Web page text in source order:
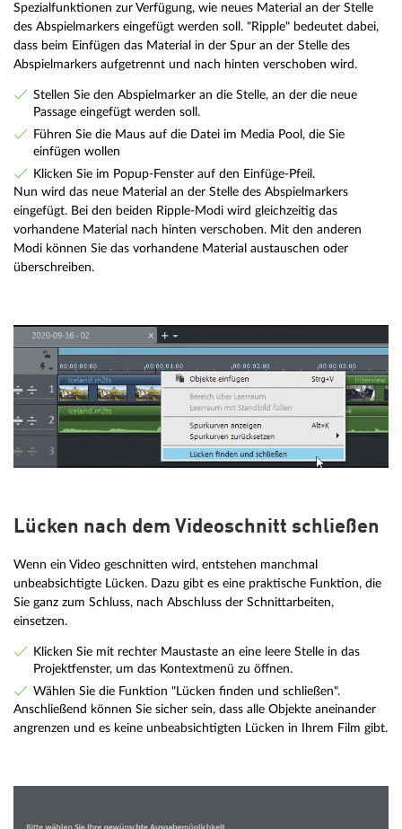
Spezialfunktionen zur Verfügung, wie neues Material an der Stelle
des Abspielmarkers eingefügt werden soll. "Ripple" bedeutet dabei,
dass beim Einfügen das Material in der Spur an der Stelle des
Abspielmarkers aufgetrennt und nach hinten verschoben wird.
Stellen Sie den Abspielmarker an die Stelle, an der die neue
Passage eingefügt werden soll.
Führen Sie die Maus auf die Datei im Media Pool, die Sie
einfügen wollen
Klicken Sie im Popup-Fenster auf den Einfüge-Pfeil.
Nun wird das neue Material an der Stelle des Abspielmarkers
eingefügt. Bei den beiden Ripple-Modi wird gleichzeitig das
vorhandene Material nach hinten verschoben. Mit den anderen
Modi können Sie das vorhandene Material austauschen oder
überschreiben.
Lücken nach dem Videoschnitt schließen
Wenn ein Video geschnitten wird, entstehen manchmal
unbeabsichtigte Lücken. Dazu gibt es eine praktische Funktion, die
Sie ganz zum Schluss, nach Abschluss der Schnittarbeiten,
einsetzen.
Klicken Sie mit rechter Maustaste an eine leere Stelle in das
Projektfenster, um das Kontextmenü zu öffnen.
Wählen Sie die Funktion "Lücken finden und schließen".
Anschließend können Sie sicher sein, dass alle Objekte aneinander
angrenzen und es keine unbeabsichtigten Lücken in Ihrem Film gibt.